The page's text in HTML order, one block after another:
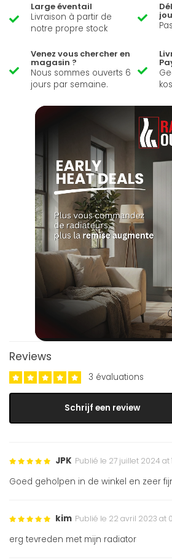
Large éventail
Livraison à partir de
notre propre stock
Venez vous chercher en
magasin ?
Nous sommes ouverts 6
jours par semaine.
Reviews
3 évaluations
Schrijf een review
JPK Publié le 27 juillet 2024 at
Goed geholpen in de winkel en zeer
kim Publié le 22 avril 2023 at
erg tevreden met mijn radiator